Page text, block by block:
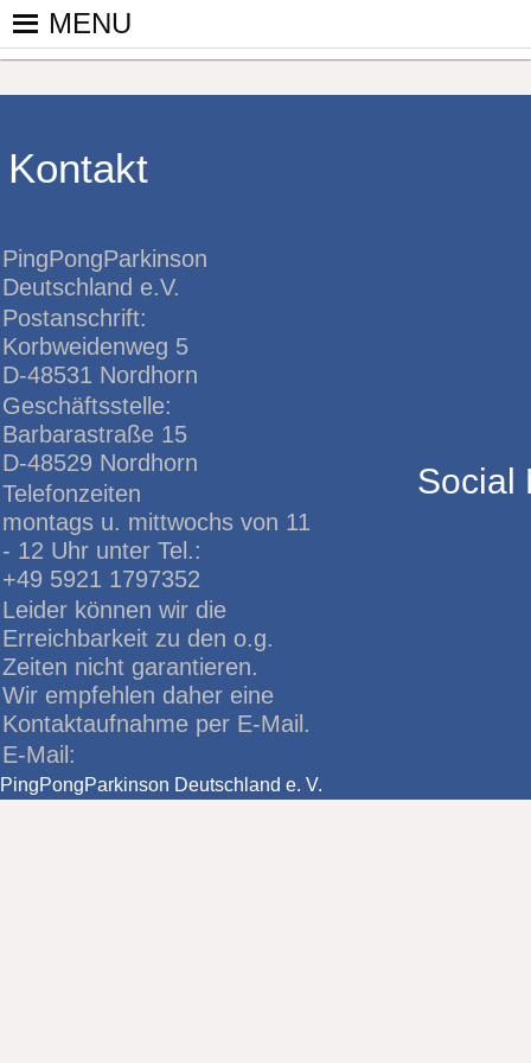
Skip
PINGPONGPARKINSON
ist der bundesweite Zusammenschluss von
MENU
Kontakt
PingPongParkinson
Deutschland e.V.
Postanschrift:
Korbweidenweg 5
D-48531 Nordhorn
Geschäftsstelle:
Barbarastraße 15
D-48529 Nordhorn
Telefonzeiten
montags u. mittwochs von 11
- 12 Uhr unter Tel.:
+49 5921 1797352
Leider können wir die
Erreichbarkeit zu den o.g.
Zeiten nicht garantieren.
Wir empfehlen daher eine
Kontaktaufnahme per E-Mail.
E-Mail:
Social
PingPongParkinson Deutschland e. V.